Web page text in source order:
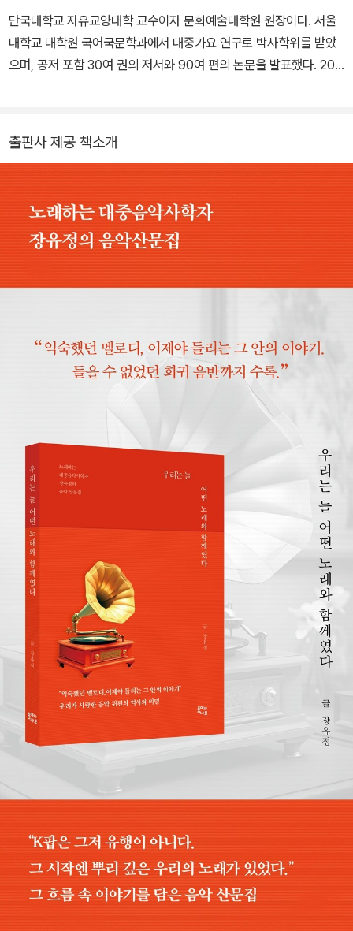
단국대학교 자유교양대학 교수이자 문화예술대학원 원장이다. 서울
대학교 대학원 국어국문학과에서 대중가요 연구로 박사학위를 받았
으며, 공저 포함 30여 권의 저서와 90여 편의 논문을 발표했다. 201
공연기획위원 등을 역임했다. 2024년부터 KTV 〈가요로 보는 근현
출판사 제공 책소개